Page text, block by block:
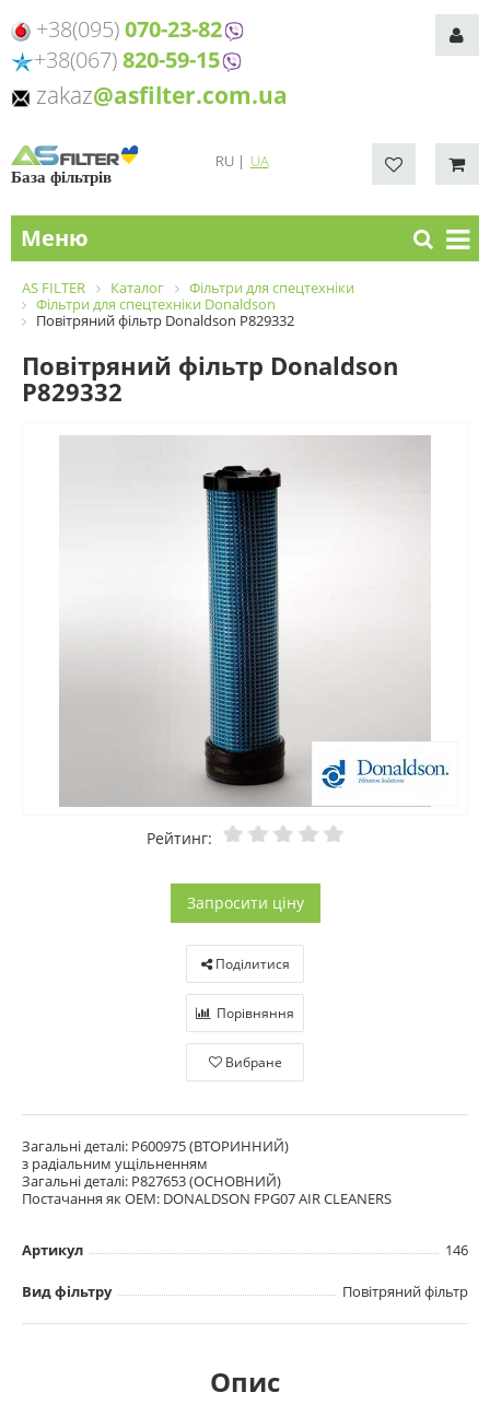
+38(095)070-23-82
+38(067)820-59-15
zakaz@asfilter.com.ua
База фільтрів
RU | UA
Меню
AS FILTER Каталог
Фільтри для спецтехніки
Фільтри для спецтехніки Donaldson
Повітряний фільтр Donaldson P829332
Повітряний фільтр Donaldson
P829332
Рейтинг:
Запросити ціну
Поділитися
Порівняння
Вибране
Загальні деталі: P600975 (ВТОРИННИЙ)
з радіальним ущільненням
Загальні деталі: P827653 (ОСНОВНИЙ)
Постачання як OEM: DONALDSON FPG07 AIR CLEANERS
Артикул 146
Вид фільтру Повітряний фільтр
Опис